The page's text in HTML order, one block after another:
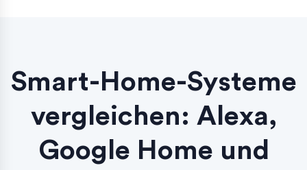
Smart-Home-Systeme
vergleichen: Alexa,
Google Home und